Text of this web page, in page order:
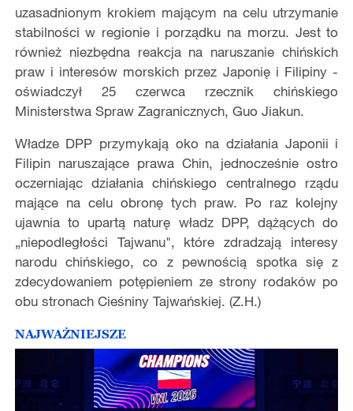
uzasadnionym krokiem mającym na celu utrzymanie
stabilności w regionie i porządku na morzu. Jest to
również niezbędna reakcja na naruszanie chińskich
praw i interesów morskich przez Japonię i Filipiny -
oświadczył 25 czerwca rzecznik chińskiego
Ministerstwa Spraw Zagranicznych, Guo Jiakun.
Władze DPP przymykają oko na działania Japonii i
Filipin naruszające prawa Chin, jednocześnie ostro
oczerniając działania chińskiego centralnego rządu
mające na celu obronę tych praw. Po raz kolejny
ujawnia to upartą naturę władz DPP, dążących do
„niepodległości Tajwanu", które zdradzają interesy
narodu chińskiego, co z pewnością spotka się z
zdecydowaniem potępieniem ze strony rodaków po
obu stronach Cieśniny Tajwańskiej. (Z.H.)
NAJWAŻNIEJSZE